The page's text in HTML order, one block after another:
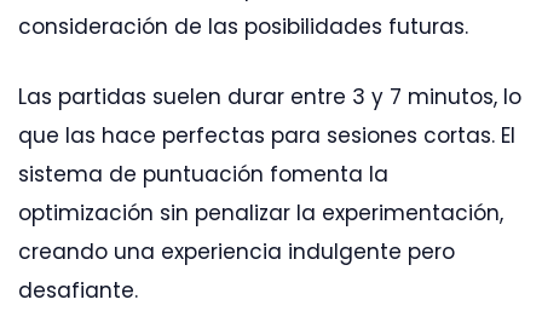
consideración de las posibilidades futuras.
Las partidas suelen durar entre 3 y 7 minutos, lo
que las hace perfectas para sesiones cortas. El
sistema de puntuación fomenta la
optimización sin penalizar la experimentación,
creando una experiencia indulgente pero
desafiante.